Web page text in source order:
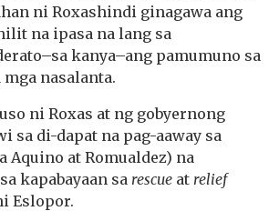
ni Roxashindi ginagawa ang
na ipasa na lang sa
kanya–ang pamumuno sa
mga nasalanta.
ni Roxas at ng gobyernong
sa di-dapat na pag-aaway sa
Aquino at Romualdez) na
kapabayaan sa rescue at relief
Eslopor.